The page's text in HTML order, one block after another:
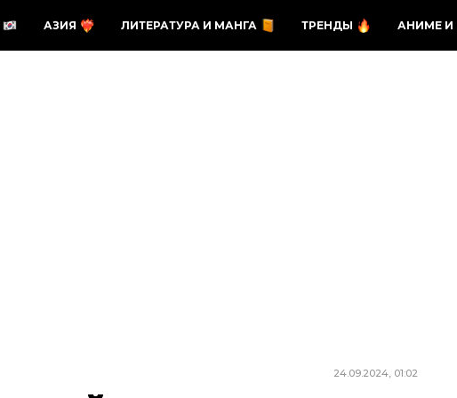
АЗИЯ ЛИТЕРАТУРА И МАНГА ТРЕНДЫ АНИМЕ И
24.09.2024, 01:02